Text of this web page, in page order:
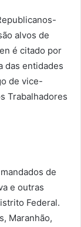
alvos de
é citado por
das entidades
de vice-
Trabalhadores
de
e outras
Federal.
Maranhão,